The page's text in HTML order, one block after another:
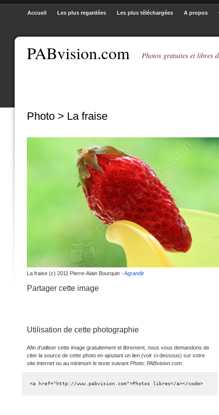
PABvision.com Photos gratuites et libres
Accueil Les plus regardées Les plus téléchargées A propos
Photo > La fraise
La fraise (c) 2011 Pierre-Alain Bourquin -Agrandir
Partager cette image
Utilisation de cette photographie
Afin d'utiliser cette image gratuitement et librement, nous vous demandons de
citer la source de cette photo en ajoutant un lien (voir ci-dessous) sur votre
site internet ou au minimum le texte suivant Photo: PABvision.com
<a href="http://www.pabvision.com">Photos libres</a></code>